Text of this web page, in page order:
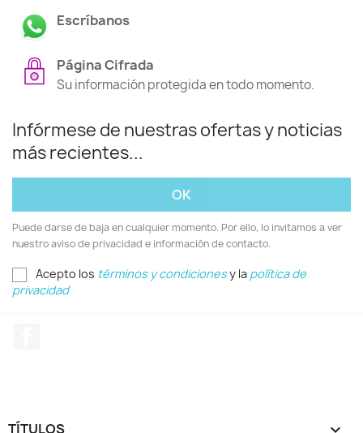
Escríbanos
Página Cifrada
Su información protegida en todo momento.
Infórmese de nuestras ofertas y noticias
más recientes...
Puede darse de baja en cualquier momento. Por ello, lo invitamos a ver
nuestro aviso de privacidad e información de contacto.
Acepto los términos y condicionesy la política de
privacidad
TÍTULOS